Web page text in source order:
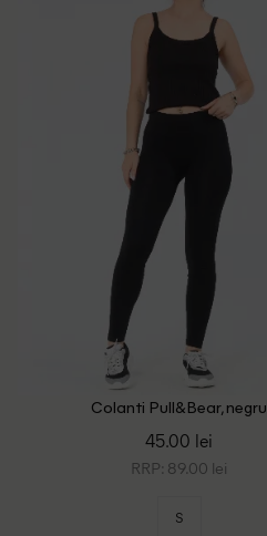
Intrebari frecvente
Colanti Pull&Bear, negru
45.00 lei
RRP: 89.00 lei
S